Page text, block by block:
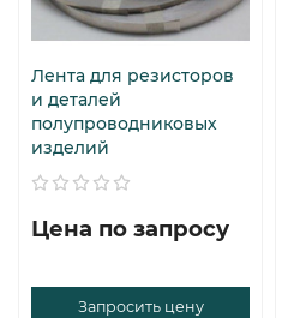
Лента для резисторов
и деталей
полупроводниковых
изделий
Цена по запросу
Запросить цену